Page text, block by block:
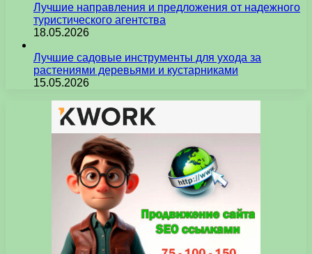
Лучшие направления и предложения от надежного
туристического агентства
18.05.2026
Лучшие садовые инструменты для ухода за
растениями деревьями и кустарниками
15.05.2026